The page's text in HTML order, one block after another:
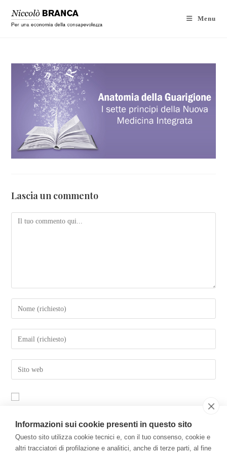
Menu
Lascia un commento
prossima volta che commento.
Informazioni sui cookie presenti in questo sito
Questo sito utilizza cookie tecnici e, con il tuo consenso, cookie e
altri tracciatori di profilazione e analitici, anche di terze parti, al fine